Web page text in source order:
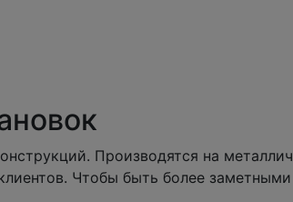
Производятся на
Чтобы быть более